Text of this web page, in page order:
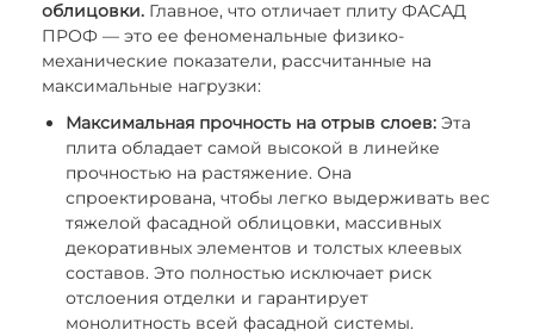
облицовки. Главное, что отличает плиту ФАСАД
ПРОФ — это ее феноменальные физико-
механические показатели, рассчитанные на
максимальные нагрузки:
Максимальная прочность на отрыв слоев: Эта
плита обладает самой высокой в линейке
прочностью на растяжение. Она
спроектирована, чтобы легко выдерживать вес
тяжелой фасадной облицовки, массивных
декоративных элементов и толстых клеевых
составов. Это полностью исключает риск
отслоения отделки и гарантирует
монолитность всей фасадной системы.